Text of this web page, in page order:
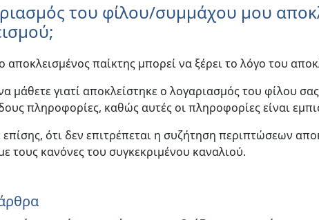
του φίλου/συμμάχου μου
αποκλεισμένος παίκτης μπορεί να ξέρει το λόγο του
μάθετε γιατί αποκλείστηκε ο λογαριασμός του φίλου
πληροφορίες, καθώς αυτές οι πληροφορίες είναι
ότι δεν επιτρέπεται η συζήτηση περιπτώσεων
τους κανόνες του συγκεκριμένου καναλιού.